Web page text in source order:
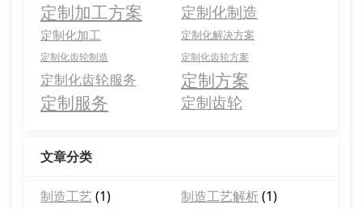
定制加工方案 定制化制造
定制化加工 定制化解决方案
定制化齿轮制造 定制化齿轮方案
定制化齿轮服务
定制方案
定制服务
定制齿轮
文章分类
制造工艺(1) 制造工艺解析(1)